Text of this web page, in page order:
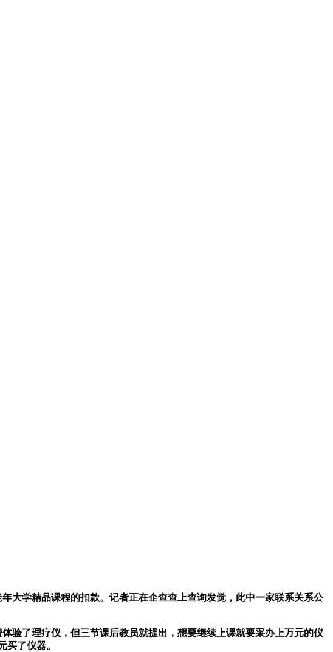
学精品课程的扣款。记者正在企查查上查询发觉，此中一家联系关系公
了理疗仪，但三节课后教员就提出，想要继续上课就要采办上万元的仪
买了仪器。